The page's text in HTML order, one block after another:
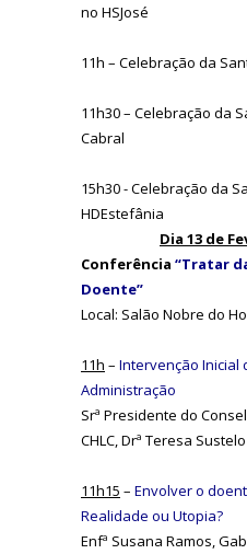
no HSJosé
11h – Celebração da
11h30 – Celebração da
Cabral
15h30 - Celebração da
HDEstefânia
Dia 13 de
Conferência “Tratar
Doente”
Local: Salão Nobre do
11h – Intervenção Inicial
Administração
Srª Presidente do
CHLC, Drª Teresa Sustelo
11h15 – Envolver o
Realidade ou Utopia?
Enfª Susana Ramos,